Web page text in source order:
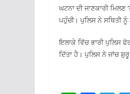
ਘਟਨਾ ਦੀ ਜਾਣਕਾਰੀ
ਪਹੁੰਚੀ। ਪੁਲਿਸ ਨੇ ਸਥਿਤੀ
ਇਲਾਕੇ ਵਿੱਚ ਭਾਰੀ ਪੁਲਿਸ
ਦਿੱਤਾ ਹੈ। ਪੁਲਿਸ ਨੇ ਜਾਂਚ